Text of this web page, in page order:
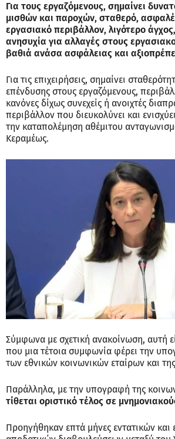
Για τους εργαζόμενους, σημαίνει
μισθών και παροχών, σταθερό,
εργασιακό περιβάλλον, λιγότερο
ανησυχία για αλλαγές στους
βαθιά ανάσα ασφάλειας και
Για τις επιχειρήσεις, σημαίνει
επένδυσης στους εργαζόμενους,
κανόνες δίχως συνεχείς ή ανοιχτές
περιβάλλον που διευκολύνει και
την καταπολέμηση αθέμιτου
Κεραμέως.
Σύμφωνα με σχετική ανακοίνωση, αυτή
που μια τέτοια συμφωνία φέρει την
των εθνικών κοινωνικών εταίρων και
Παράλληλα, με την υπογραφή της
τίθεται οριστικό τέλος σε
Προηγήθηκαν επτά μήνες εντατικών και